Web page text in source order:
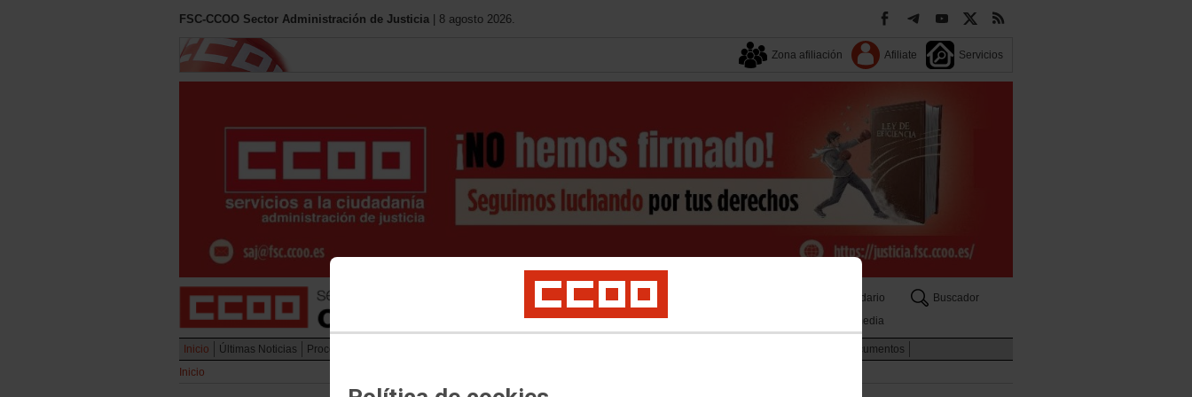
FSC-CCOO Sector Administración de Justicia | 8 agosto 2026.
Zona afiliación Afiliate Servicios
Contacto Calendario
Buscador
Tu sindicato
Multimedia
Inicio Últimas Noticias Procesos Selectivos
Documentos
Inicio